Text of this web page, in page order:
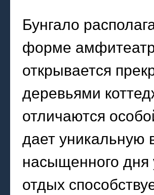
Бунгало
форме
открывается
деревьями
отличаются
дает уникальную
насыщенного дня
отдых